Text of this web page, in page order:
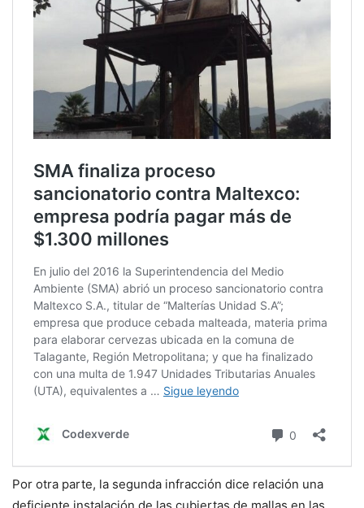
Por otra parte, la segunda infracción dice relación una